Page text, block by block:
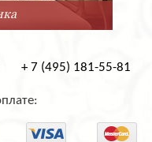
+ 7 (495) 181-55-81